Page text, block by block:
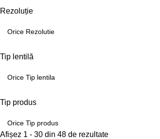
Rezoluție
Tip lentilă
Tip produs
Afișez 1 - 30 din 48 de rezultate